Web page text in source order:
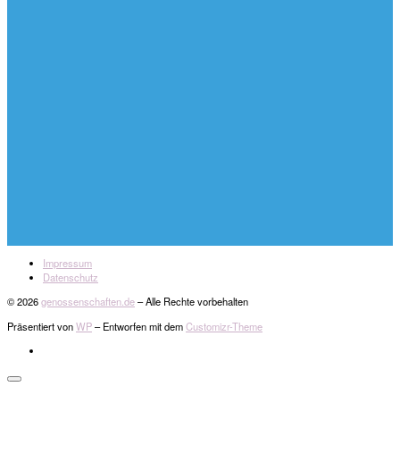
Impressum
Datenschutz
© 2026genossenschaften.de– Alle Rechte vorbehalten
Präsentiert vonWP– Entworfen mit demCustomizr-Theme